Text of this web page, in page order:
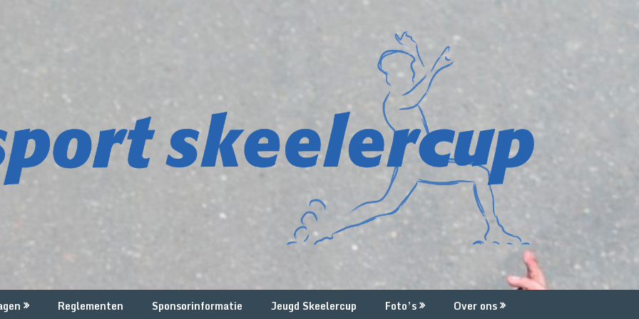
Reglementen Sponsorinformatie Jeugd Skeelercup Foto’s
Over ons